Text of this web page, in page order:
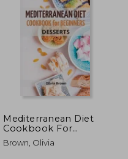
50%
dcto.
Mediterranean Diet
Cookbook For
Beginners: The
Complete Guide
Brown, Olivia